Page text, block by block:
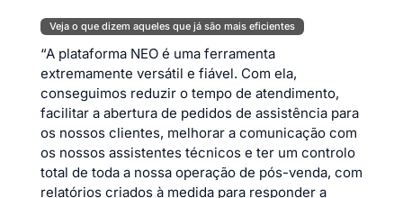
Veja o que dizem aqueles que já são mais eficientes
“A plataforma NEO é uma ferramenta
extremamente versátil e fiável. Com ela,
conseguimos reduzir o tempo de atendimento,
facilitar a abertura de pedidos de assistência para
os nossos clientes, melhorar a comunicação com
os nossos assistentes técnicos e ter um controlo
total de toda a nossa operação de pós-venda, com
relatórios criados à medida para responder a